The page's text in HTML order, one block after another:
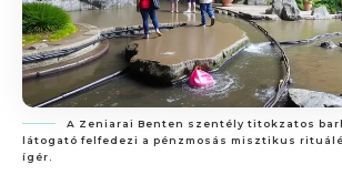
A Zeniarai Benten szentély titokzatos
látogató felfedezi a pénzmosás misztikus
ígér.